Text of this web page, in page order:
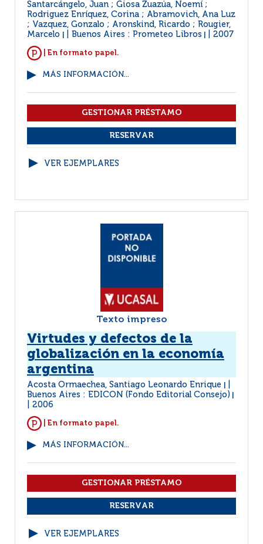
Santarcángelo, Juan ; Giosa Zuazúa, Noemí ;
Rodriguez Enríquez, Corina ; Abramovich, Ana Luz
; Vazquez, Gonzalo ; Aronskind, Ricardo ; Rougier,
Marcelo
Buenos Aires : Prometeo Libros 2007
| En formato papel.
MÁS INFORMACIÓN...
VER EJEMPLARES
Texto impreso
Virtudes y defectos de la
globalización en la economía
argentina
Acosta Ormaechea, Santiago Leonardo Enrique
Buenos Aires : EDICON (Fondo Editorial Consejo)
2006
| En formato papel.
MÁS INFORMACIÓN...
VER EJEMPLARES